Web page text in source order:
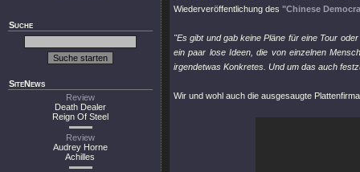
Suche
SiteNews
Review
Death Dealer
Reign Of Steel
Review
Audrey Horne
Achilles
Wiederveröffentlichung des "Chinese
"Es gibt und gab keine Pläne für eine Tour
ein paar lose Ideen, die von einzelnen
irgendetwas Konkretes. Und um das auch
Wir und wohl auch die ausgesaugte